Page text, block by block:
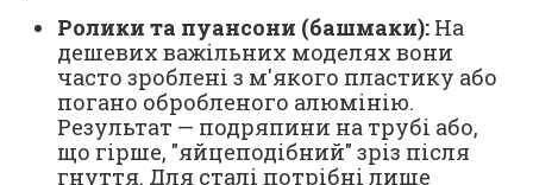
Ролики та пуансони (башмаки): На
дешевих важільних моделях вони
часто зроблені з м'якого пластику або
погано обробленого алюмінію.
Результат — подряпини на трубі або,
що гірше, "яйцеподібний" зріз після
гнуття. Для сталі потрібні лише